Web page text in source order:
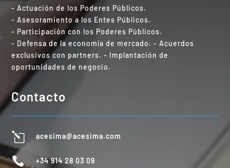
- Actuación de los Poderes Públicos.
- Asesoramiento a los Entes Públicos.
- Participación con los Poderes Públicos.
- Defensa de la economía de mercado. - Acuerdos
exclusivos con partners. - Implantación de
oportunidades de negocio.
Contacto
l acesima@acesima.com
 +34 914 28 03 09